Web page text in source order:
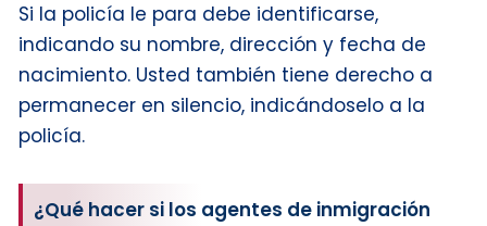
Si la policía le para debe identificarse,
indicando su nombre, dirección y fecha de
nacimiento. Usted también tiene derecho a
permanecer en silencio, indicándoselo a la
policía.
¿Qué hacer si los agentes de inmigración